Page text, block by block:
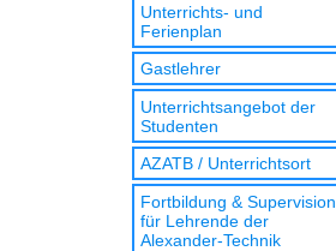
Unterrichts- und
Ferienplan
Gastlehrer
Unterrichtsangebot der
Studenten
AZATB / Unterrichtsort
Fortbildung & Supervision
für Lehrende der
Alexander-Technik